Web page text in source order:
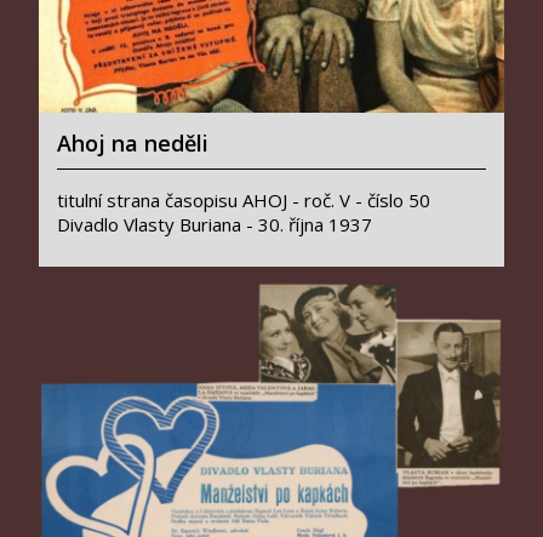
Ahoj na neděli
titulní strana časopisu AHOJ - roč. V - číslo 50
Divadlo Vlasty Buriana - 30. října 1937